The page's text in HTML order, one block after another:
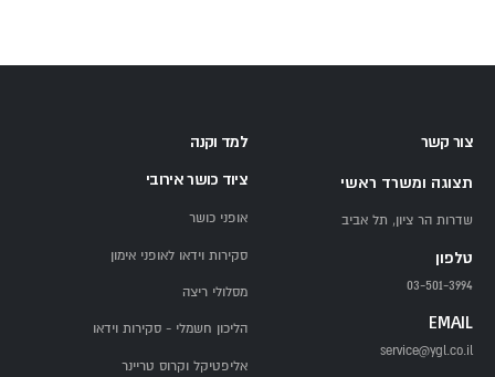
צור קשר
תצוגה ומשרד ראשי
שדרות הר ציון, תל אביב
טלפון
03-501-3994
EMAIL
service@ygl.co.il
למד וקנה
ציוד כושר אירובי
אופני כושר
סקירות וידאו לאופני אימון
מסלולי ריצה
הליכון חשמלי - סקירות וידאו
אליפטיקל וקרוס טריינר